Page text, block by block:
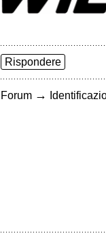
Rispondere
Forum →